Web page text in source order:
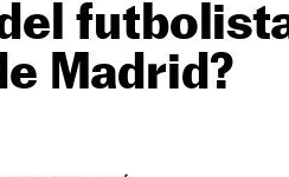
Madrid?